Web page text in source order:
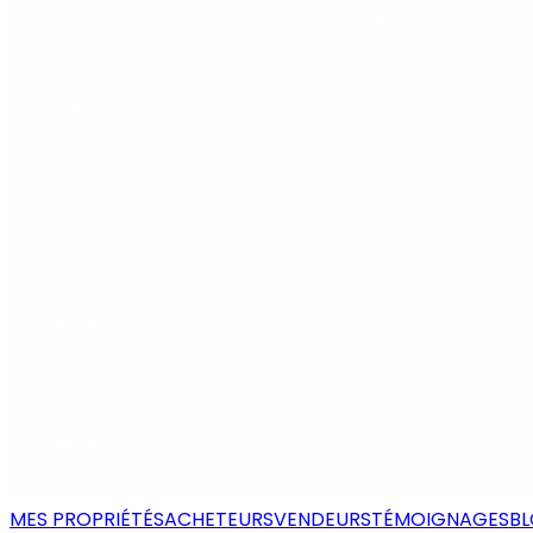
MES PROPRIÉTÉSACHETEURSVENDEURSTÉMOIGNAGES